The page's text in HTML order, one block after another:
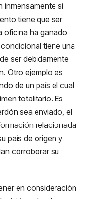
inmensamente si
tiene que ser
oficina ha ganado
tiene una
ser debidamente
Otro ejemplo es
de un país el cual
totalitario. Es
sea enviado, el
relacionada
país de origen y
corroborar su
en consideración